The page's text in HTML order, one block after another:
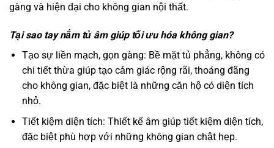
gàng và hiện đại cho không gian nội thất.
Tại sao tay nắm tủ âm giúp tối ưu hóa không gian?
Tạo sự liền mạch, gọn gàng: Bề mặt tủ phẳng, không có
chi tiết thừa giúp tạo cảm giác rộng rãi, thoáng đãng
cho không gian, đặc biệt là những căn hộ có diện tích
nhỏ.
Tiết kiệm diện tích: Thiết kế âm giúp tiết kiệm diện tích,
đặc biệt phù hợp với những không gian chật hẹp.